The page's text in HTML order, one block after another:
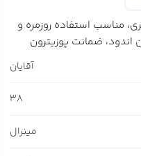
روز و تاریخ، صد آب 50 متری، مناسب استفاده روزمره و
ضمانت پوزیترون
آقایان
38
مینرال